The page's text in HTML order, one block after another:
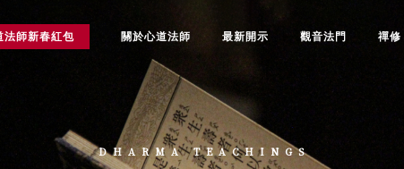
DHARMA TEACHINGS
法師新春紅包 關於心道法師 最新開示 觀音法門 禪修